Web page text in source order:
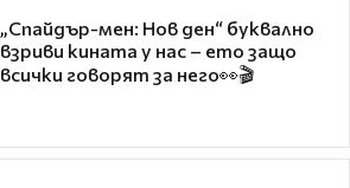
„Спайдър-мен: Нов ден“ буквално
взриви кината у нас – ето защо
всички говорят за него👀🎬